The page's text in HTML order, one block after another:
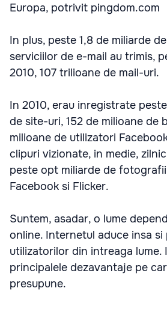
Europa, potrivit pingdom.com
In plus, peste 1,8 de miliarde
serviciilor de e-mail au trimis,
2010, 107 trilioane de mail-uri.
In 2010, erau inregistrate
de site-uri, 152 de milioane de
milioane de utilizatori
clipuri vizionate, in medie,
peste opt miliarde de
Facebook si Flicker.
Suntem, asadar, o lume
online. Internetul aduce insa si
utilizatorilor din intreaga lume.
principalele dezavantaje pe
presupune.